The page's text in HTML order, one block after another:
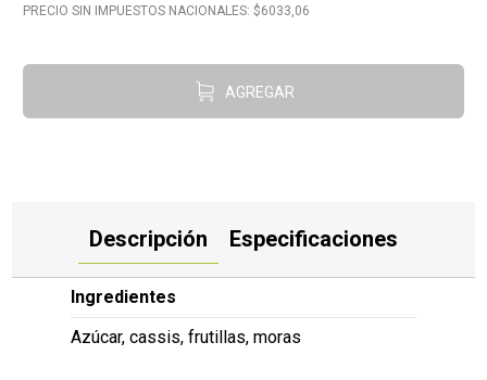
PRECIO SIN IMPUESTOS NACIONALES: $6033,06
AGREGAR
Descripción Especificaciones
Ingredientes
Azúcar, cassis, frutillas, moras